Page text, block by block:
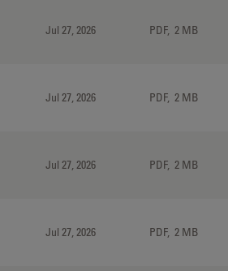
Jul 27, 2026 PDF, 2 MB
Jul 27, 2026 PDF, 2 MB
Jul 27, 2026 PDF, 2 MB
Jul 27, 2026 PDF, 2 MB